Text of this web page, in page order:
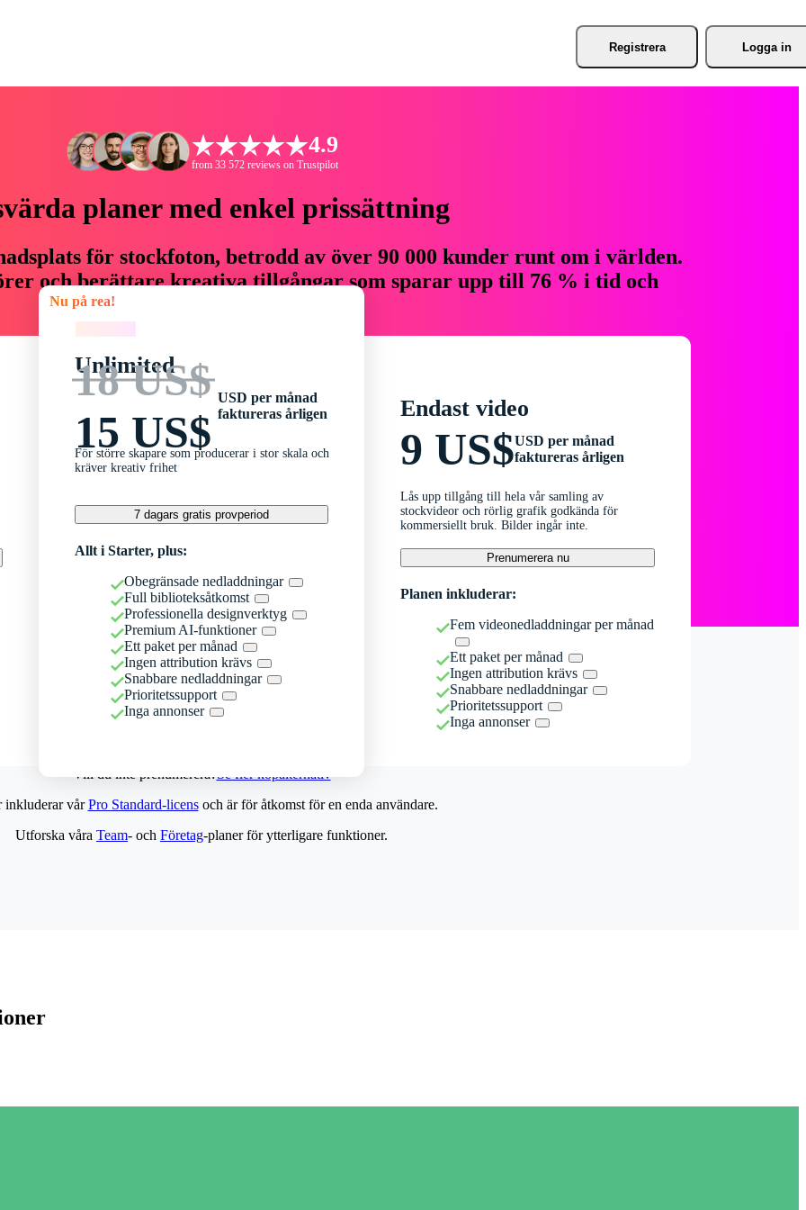
Registrera Logga in
4.9
from 33 572 reviews on Trustpilot
planer med enkel prissättning
för stockfoton, betrodd av över 90 000 kunder runt om i världen.
och berättare kreativa tillgångar som sparar upp till 76 % i tid och
Nu på rea!
Unlimited
18 US$
15 US$
USD per månad
faktureras årligen
För större skapare som producerar i stor skala och
kräver kreativ frihet
7 dagars gratis provperiod
Allt i Starter, plus:
Obegränsade nedladdningar
Full biblioteksåtkomst
Professionella designverktyg
Premium AI-funktioner
Ett paket per månad
Ingen attribution krävs
Snabbare nedladdningar
Prioritetssupport
Inga annonser
Endast video
9 US$USD per månad
faktureras årligen
Lås upp tillgång till hela vår samling av
stockvideor och rörlig grafik godkända för
kommersiellt bruk. Bilder ingår inte.
Prenumerera nu
Planen inkluderar:
Fem videonedladdningar per månad
Ett paket per månad
Ingen attribution krävs
Snabbare nedladdningar
Prioritetssupport
Inga annonser
Vill du inte prenumerera?Se fler köpalternativ
inkluderar vårPro Standard-licensoch är för åtkomst för en enda användare.
Utforska våra Team- och Företag-planer för ytterligare funktioner.